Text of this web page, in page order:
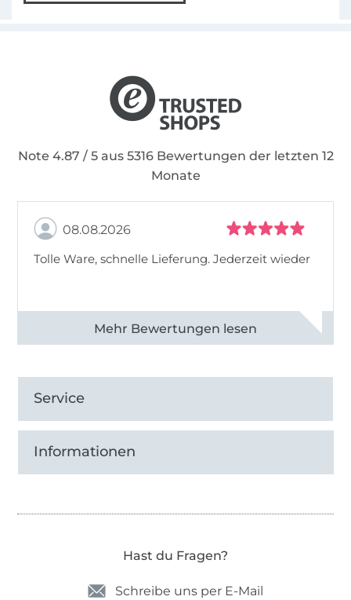
Note 4.87 / 5 aus 5316 Bewertungen der letzten 12
Monate
08.08.2026
Tolle Ware, schnelle Lieferung. Jederzeit wieder
Alle 83013 Bewertungen ansehen
Service
Informationen
Hast du Fragen?
Schreibe uns per E-Mail